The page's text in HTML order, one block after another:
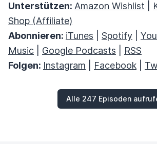
Unterstützen: Amazon Wishlist
Shop (Affiliate)
Abonnieren: iTunes Spotify
Music
Google Podcasts
RSS
Folgen: Instagram Facebook
Alle 247 Episoden